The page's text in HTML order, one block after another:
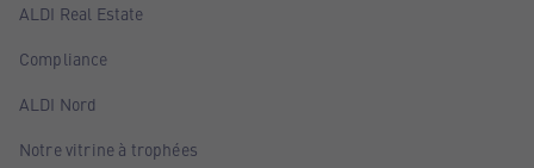
ALDI Real Estate
Compliance
ALDI Nord
Notre vitrine à trophées